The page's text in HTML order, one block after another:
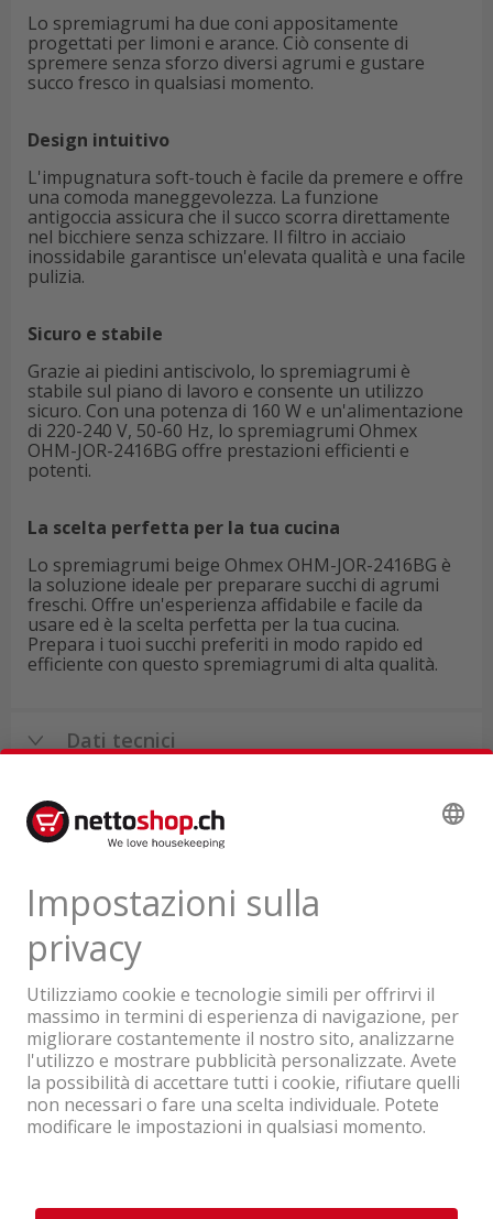
Lo spremiagrumi ha due coni appositamente
progettati per limoni e arance. Ciò consente di
spremere senza sforzo diversi agrumi e gustare
succo fresco in qualsiasi momento.
Design intuitivo
L'impugnatura soft-touch è facile da premere e offre
una comoda maneggevolezza. La funzione
antigoccia assicura che il succo scorra direttamente
nel bicchiere senza schizzare. Il filtro in acciaio
inossidabile garantisce un'elevata qualità e una facile
pulizia.
Sicuro e stabile
Grazie ai piedini antiscivolo, lo spremiagrumi è
stabile sul piano di lavoro e consente un utilizzo
sicuro. Con una potenza di 160 W e un'alimentazione
di 220-240 V, 50-60 Hz, lo spremiagrumi Ohmex
OHM-JOR-2416BG offre prestazioni efficienti e
potenti.
La scelta perfetta per la tua cucina
Lo spremiagrumi beige Ohmex OHM-JOR-2416BG è
la soluzione ideale per preparare succhi di agrumi
freschi. Offre un'esperienza affidabile e facile da
usare ed è la scelta perfetta per la tua cucina.
Prepara i tuoi succhi preferiti in modo rapido ed
efficiente con questo spremiagrumi di alta qualità.
Dati tecnici
Un'azienda del Gruppo Coop